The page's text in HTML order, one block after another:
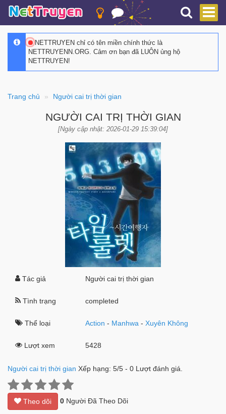
NETTRUYEN chỉ có tên miền chính thức là
NETTRUYENN.ORG. Cảm ơn bạn đã LUÔN ủng hộ
NETTRUYEN!
Trang chủ Người cai trị thời gian
NGƯỜI CAI TRỊ THỜI GIAN
[Ngày cập nhật: 2026-01-29 15:39:04]
Tác giả Người cai trị thời gian
Tình trạng completed
Thể loại Action - Manhwa -Xuyên Không
Lượt xem 5428
Người cai trị thời gian Xếp hạng: 5/5 - 0 Lượt đánh giá.
Theo dõi 0 Người Đã Theo Dõi